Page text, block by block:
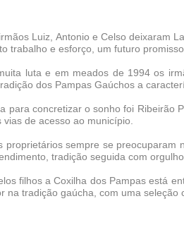
Luiz, Antonio e Celso deixaram
trabalho e esforço, um futuro
luta e em meados de 1994 os
dos Pampas Gaúchos a
para concretizar o sonho foi Ribeirão
de acesso ao município.
proprietários sempre se
tradição seguida com
filhos a Coxilha dos Pampas está
na tradição gaúcha, com uma